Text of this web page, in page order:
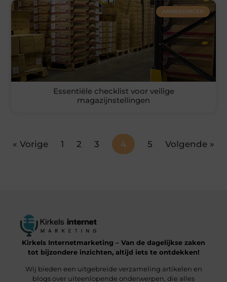
AANBIEDINGEN
Essentiële checklist voor veilige
magazijnstellingen
« Vorige 1 2 3 4 5 Volgende »
Kirkels Internetmarketing – Van de dagelijkse zaken
tot bijzondere inzichten, altijd iets te ontdekken!
Wij bieden een uitgebreide verzameling artikelen en
blogs over uiteenlopende onderwerpen, die alles